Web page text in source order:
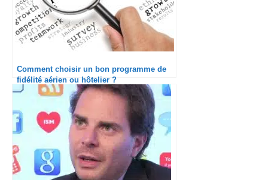
Comment choisir un bon programme de
fidélité aérien ou hôtelier ?